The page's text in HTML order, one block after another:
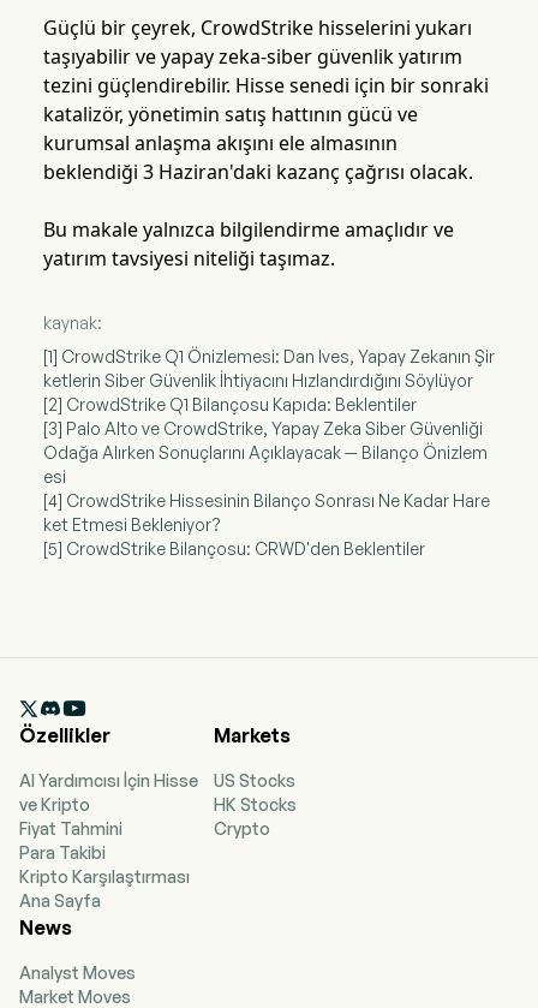
Güçlü bir çeyrek, CrowdStrike hisselerini yukarı
taşıyabilir ve yapay zeka-siber güvenlik yatırım
tezini güçlendirebilir. Hisse senedi için bir sonraki
katalizör, yönetimin satış hattının gücü ve
kurumsal anlaşma akışını ele almasının
beklendiği 3 Haziran'daki kazanç çağrısı olacak.
Bu makale yalnızca bilgilendirme amaçlıdır ve
yatırım tavsiyesi niteliği taşımaz.
kaynak:
[1] CrowdStrike Q1 Önizlemesi: Dan Ives, Yapay Zekanın Şir
ketlerin Siber Güvenlik İhtiyacını Hızlandırdığını Söylüyor
[2] CrowdStrike Q1 Bilançosu Kapıda: Beklentiler
[3] Palo Alto ve CrowdStrike, Yapay Zeka Siber Güvenliği
Odağa Alırken Sonuçlarını Açıklayacak — Bilanço Önizlem
esi
[4] CrowdStrike Hissesinin Bilanço Sonrası Ne Kadar Hare
ket Etmesi Bekleniyor?
[5] CrowdStrike Bilançosu: CRWD'den Beklentiler

Özellikler
AI Yardımcısı İçin Hisse
ve Kripto
Fiyat Tahmini
Para Takibi
Kripto Karşılaştırması
Ana Sayfa
Markets
US Stocks
HK Stocks
Crypto
News
Analyst Moves
Market Moves